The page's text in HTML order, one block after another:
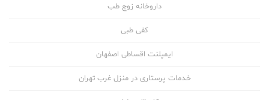
داروخانه زوج طب
کفی طبی
ایمپلنت اقساطی اصفهان
خدمات پرستاری در منزل غرب تهران